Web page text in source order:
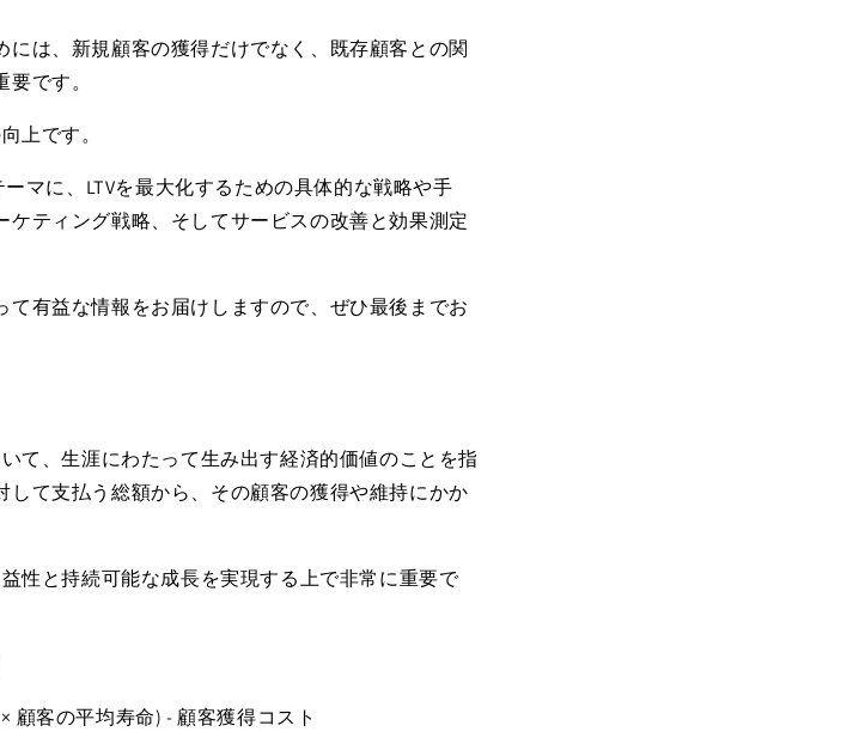
は、新規顧客の獲得だけでなく、既存顧客との関
です。
上です。
マに、LTVを最大化するための具体的な戦略や手
ティング戦略、そしてサービスの改善と効果測定
有益な情報をお届けしますので、ぜひ最後までお
て、生涯にわたって生み出す経済的価値のことを指
て支払う総額から、その顧客の獲得や維持にかか
性と持続可能な成長を実現する上で非常に重要で
顧客の平均寿命) - 顧客獲得コスト